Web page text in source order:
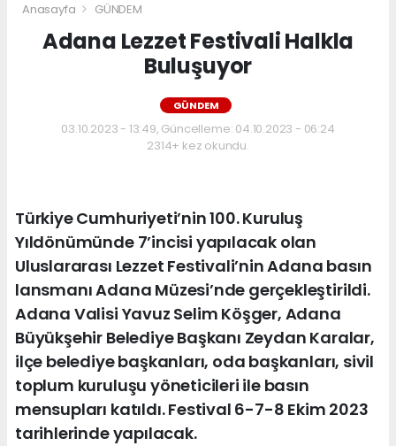
Anasayfa GÜNDEM
Adana Lezzet Festivali Halkla
Buluşuyor
GÜNDEM
03.10.2023 - 13:49, Güncelleme: 04.10.2023 - 06:24
2314+ kez okundu.
Türkiye Cumhuriyeti’nin 100. Kuruluş
Yıldönümünde 7’incisi yapılacak olan
Uluslararası Lezzet Festivali’nin Adana basın
lansmanı Adana Müzesi’nde gerçekleştirildi.
Adana Valisi Yavuz Selim Köşger, Adana
Büyükşehir Belediye Başkanı Zeydan Karalar,
ilçe belediye başkanları, oda başkanları, sivil
toplum kuruluşu yöneticileri ile basın
mensupları katıldı. Festival 6-7-8 Ekim 2023
tarihlerinde yapılacak.